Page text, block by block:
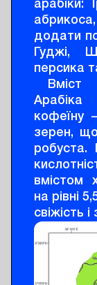
арабіки:
додати
Гуджі,
персика
Вміст
Арабіка
кофеїну
зерен,
вмістом
на рівні
свіжість